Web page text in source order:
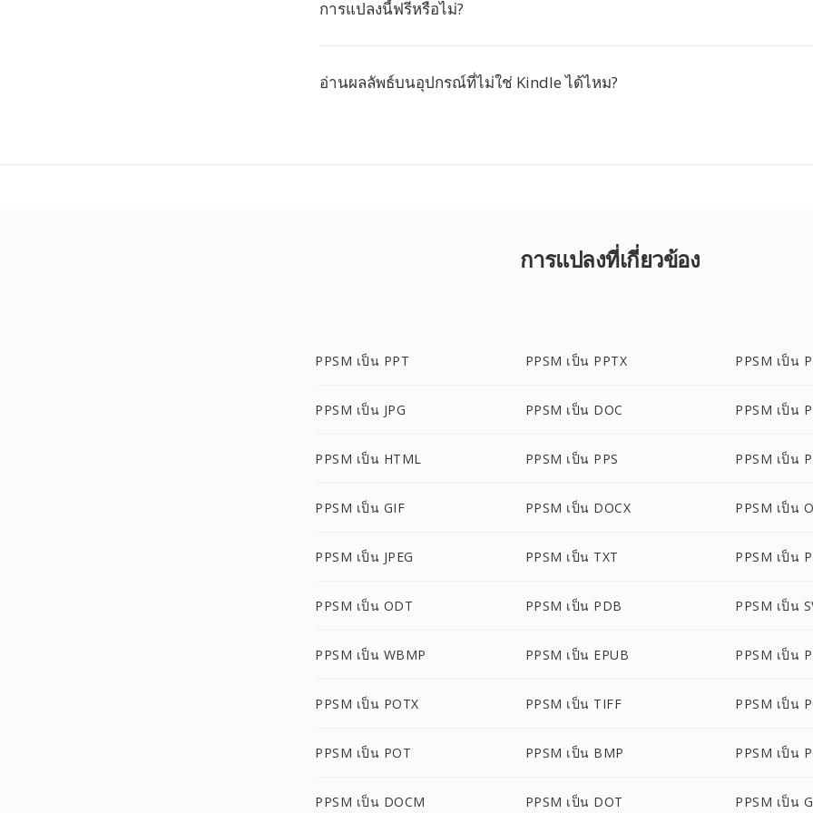
การแปลงนี้ฟรีหรือไม่?
อ่านผลลัพธ์บนอุปกรณ์ที่ไม่ใช่ Kindle ได้ไหม?
การแปลงที่เกี่ยวข้อง
PPSM เป็น PPT PPSM เป็น PPTX PPSM เป็น
PPSM เป็น JPG PPSM เป็น DOC PPSM เป็น
PPSM เป็น HTML PPSM เป็น PPS PPSM เป็น
PPSM เป็น GIF PPSM เป็น DOCX PPSM เป็น
PPSM เป็น JPEG PPSM เป็น TXT PPSM เป็น
PPSM เป็น ODT PPSM เป็น PDB PPSM เป็น
PPSM เป็น WBMP PPSM เป็น EPUB PPSM เป็น
PPSM เป็น POTX PPSM เป็น TIFF PPSM เป็น
PPSM เป็น POT PPSM เป็น BMP PPSM เป็น
PPSM เป็น DOCM PPSM เป็น DOT PPSM เป็น